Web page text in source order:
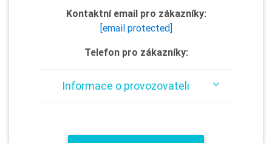
Kontaktní email pro zákazníky:
[email protected]
Telefon pro zákazníky:
Informace o provozovateli